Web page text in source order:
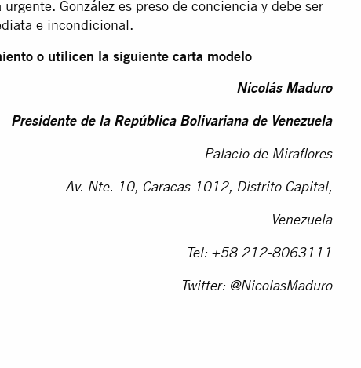
González es preso de conciencia y debe ser
e incondicional.
o utilicen la siguiente carta modelo
Nicolás Maduro
Presidente de la República Bolivariana de Venezuela
Palacio de Miraflores
Av. Nte. 10, Caracas 1012, Distrito Capital,
Venezuela
Tel: +58 212-8063111
Twitter: @NicolasMaduro